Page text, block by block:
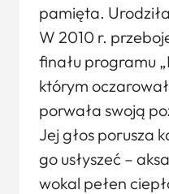
pamięta.
W 2010 r.
finału programu
którym
porwała swoją
Jej głos porusza
go usłyszeć –
wokal pełen